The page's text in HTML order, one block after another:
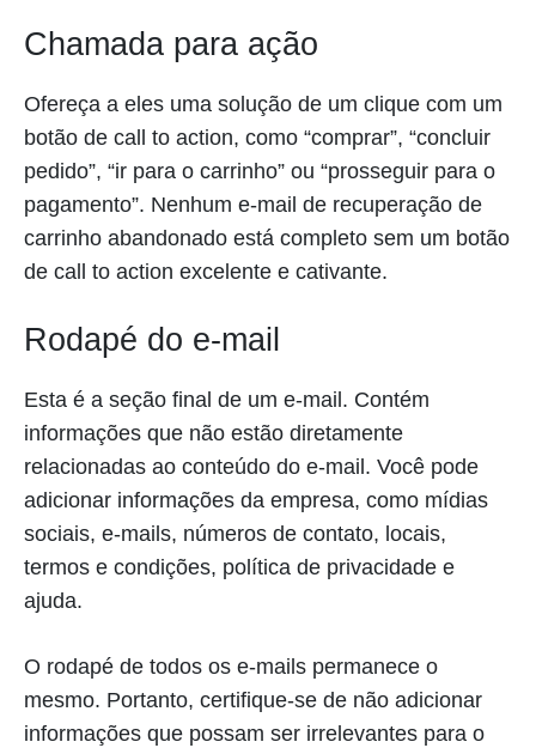
Chamada para ação
Ofereça a eles uma solução de um clique com um
botão de call to action, como “comprar”, “concluir
pedido”, “ir para o carrinho” ou “prosseguir para o
pagamento”. Nenhum e-mail de recuperação de
carrinho abandonado está completo sem um botão
de call to action excelente e cativante.
Rodapé do e-mail
Esta é a seção final de um e-mail. Contém
informações que não estão diretamente
relacionadas ao conteúdo do e-mail. Você pode
adicionar informações da empresa, como mídias
sociais, e-mails, números de contato, locais,
termos e condições, política de privacidade e
ajuda.
O rodapé de todos os e-mails permanece o
mesmo. Portanto, certifique-se de não adicionar
informações que possam ser irrelevantes para o